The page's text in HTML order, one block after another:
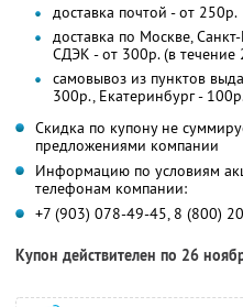
доставка почтой - от 250р.
доставка по Москве,
СДЭК - от 300р. (в течение
самовывоз из пунктов
300р., Екатеринбург -
Скидка по купону не
предложениями компании
Информацию по условиям
телефонам компании:
+7 (903) 078-49-45, 8 (800)
Купон действителен по 26